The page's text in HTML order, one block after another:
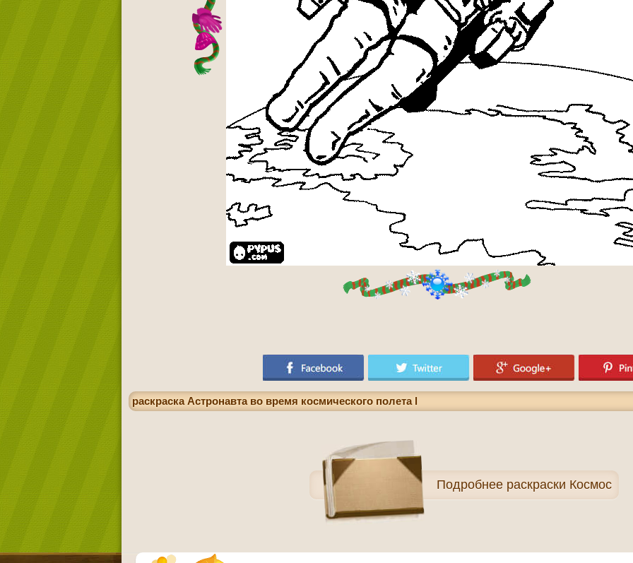
раскраска Астронавта во время космического полета l
Подробнее раскраски Космос